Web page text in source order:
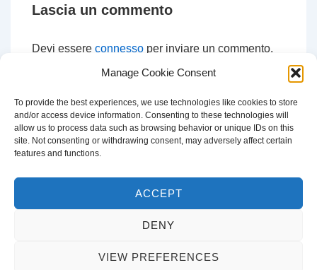
Manage Cookie Consent
To provide the best experiences, we use technologies like cookies to store
and/or access device information. Consenting to these technologies will
allow us to process data such as browsing behavior or unique IDs on this
site. Not consenting or withdrawing consent, may adversely affect certain
features and functions.
ACCEPT
DENY
VIEW PREFERENCES
Lascia un commento
Devi essere connesso per inviare un commento.
CERCA
Cerca:
Copyright © 2026Francesco Di Ciaccia | Sviluppato da